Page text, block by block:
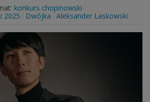
konkurs chopinowski
2025
Dwójka Aleksander Laskowski